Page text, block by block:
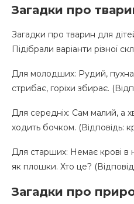
Загадки про
Загадки про тварин для
Підібрали варіанти різної
Для молодших: Рудий,
стрибає, горіхи збирає.
Для середніх: Сам малий, а
ходить бочком. (Відповідь:
Для старших: Немає крові в
як плошки. Хто це?
Загадки про